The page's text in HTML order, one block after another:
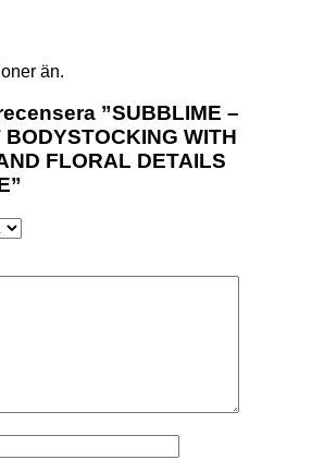
än.
”SUBBLIME –
WITH
FLORAL DETAILS